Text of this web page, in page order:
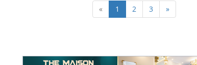
« 1 2 3 »